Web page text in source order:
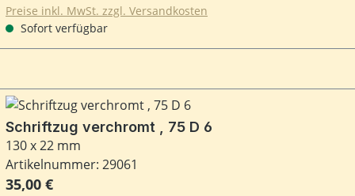
Preise inkl. MwSt. zzgl. Versandkosten
Sofort verfügbar
Schriftzug verchromt , 75 D 6
130 x 22 mm
Artikelnummer: 29061
Regulärer Preis:
35,00 €